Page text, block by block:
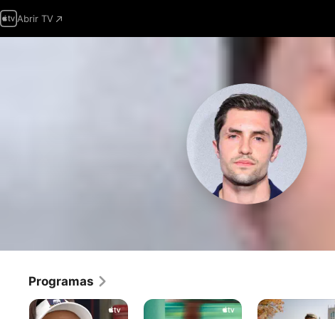
Abrir TV
Programas
Ted
Lasso
Apariencias Rooster